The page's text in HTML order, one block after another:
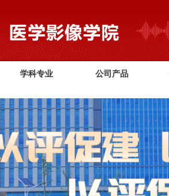
学科专业 公司产品